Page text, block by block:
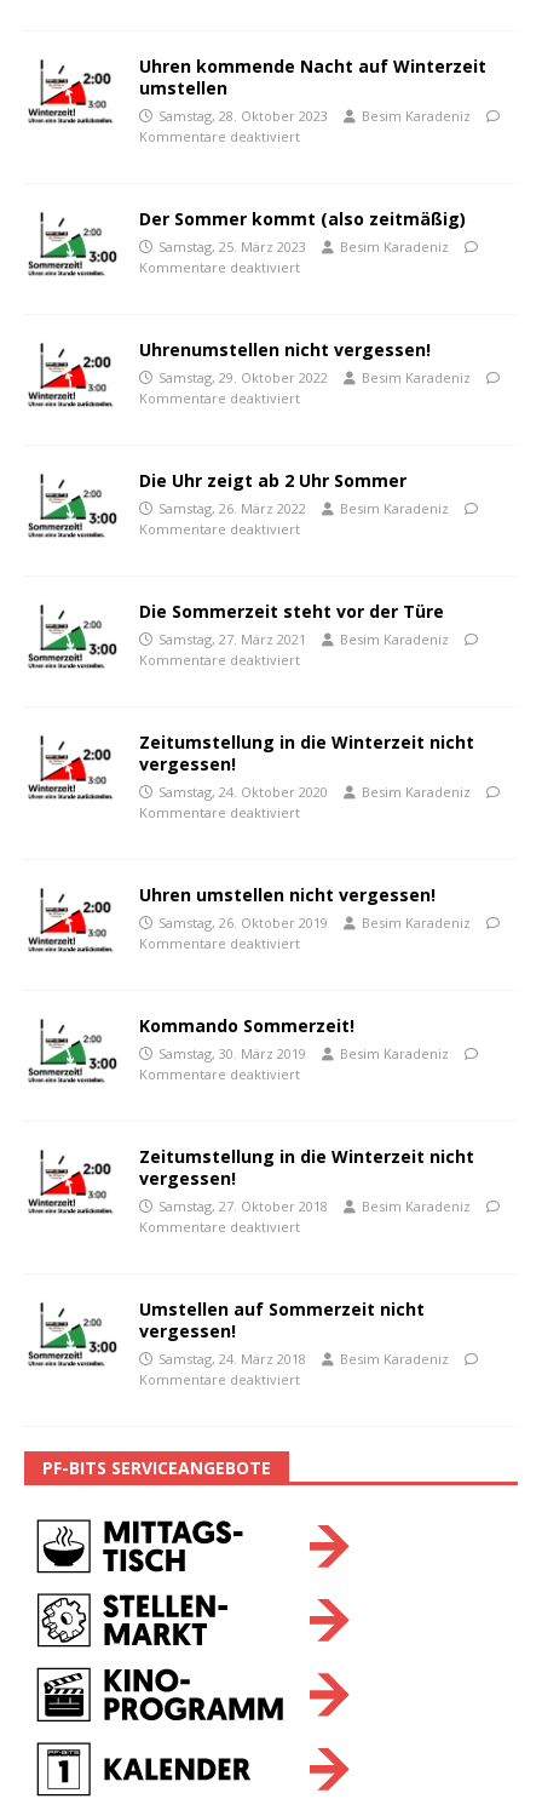
Uhren kommende Nacht auf Winterzeit
umstellen
Samstag, 28. Oktober 2023
Besim Karadeniz
Kommentare deaktiviert
Der Sommer kommt (also zeitmäßig)
Samstag, 25. März 2023
Besim Karadeniz
Kommentare deaktiviert
Uhrenumstellen nicht vergessen!
Samstag, 29. Oktober 2022
Besim Karadeniz
Kommentare deaktiviert
Die Uhr zeigt ab 2 Uhr Sommer
Samstag, 26. März 2022
Besim Karadeniz
Kommentare deaktiviert
Die Sommerzeit steht vor der Türe
Samstag, 27. März 2021
Besim Karadeniz
Kommentare deaktiviert
Zeitumstellung in die Winterzeit nicht
vergessen!
Samstag, 24. Oktober 2020
Besim Karadeniz
Kommentare deaktiviert
Uhren umstellen nicht vergessen!
Samstag, 26. Oktober 2019
Besim Karadeniz
Kommentare deaktiviert
Kommando Sommerzeit!
Samstag, 30. März 2019
Besim Karadeniz
Kommentare deaktiviert
Zeitumstellung in die Winterzeit nicht
vergessen!
Samstag, 27. Oktober 2018
Besim Karadeniz
Kommentare deaktiviert
Umstellen auf Sommerzeit nicht
vergessen!
Samstag, 24. März 2018
Besim Karadeniz
Kommentare deaktiviert
PF-BITS SERVICEANGEBOTE